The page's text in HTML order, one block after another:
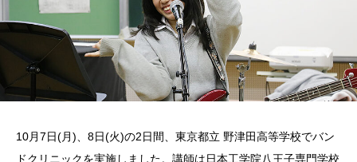
10月7日(月)、8日(火)の2日間、東京都立 野津田高等学校でバン
ドクリニックを実施しました。講師は日本工学院八王子専門学校